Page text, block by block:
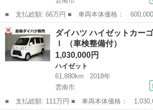
■ 支払総額: 66万円 ■ 車両本体価格： 600,000 円 ■ メーカー
名： ダイハツ ■ 車種名： コペン ■ グレー
バーサリーエディション 純正レカロシート、純
ング、電動オープ...
島根 雲南市 コペン
ダイハツ ハイゼットカー
Ｉ （車検整備付）
1,030,000円
ハイゼット
61,880km
2018年
雲南市
■ 支払総額: 111万円 ■ 車両本体価格： 1,030,000 円 ■ メーカー